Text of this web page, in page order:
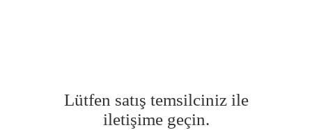
Lütfen satış temsilciniz ile
iletişime geçin.